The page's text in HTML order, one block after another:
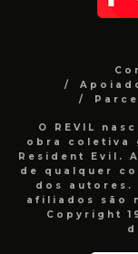
O REVIL
obra coletiva
Resident Evil.
de qualquer
dos autores.
afiliados são
Copyright